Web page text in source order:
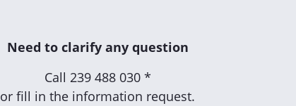
Need to clarify any question
Call 239 488 030 *
or fill in the information request.